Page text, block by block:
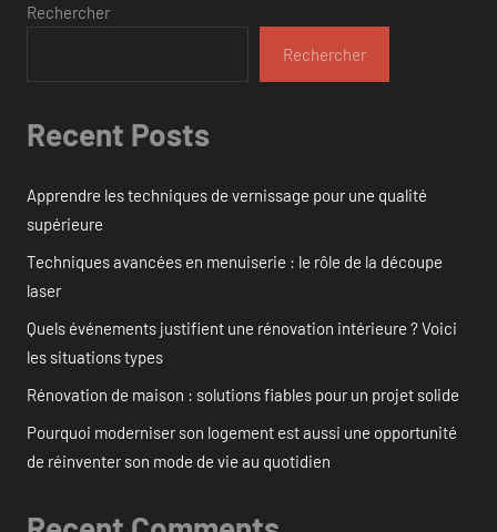
Rechercher
Rechercher
Recent Posts
Apprendre les techniques de vernissage pour une qualité
supérieure
Techniques avancées en menuiserie : le rôle de la découpe
laser
Quels événements justifient une rénovation intérieure ? Voici
les situations types
Rénovation de maison : solutions fiables pour un projet solide
Pourquoi moderniser son logement est aussi une opportunité
de réinventer son mode de vie au quotidien